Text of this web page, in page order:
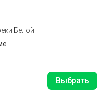
Белой
Выбрать